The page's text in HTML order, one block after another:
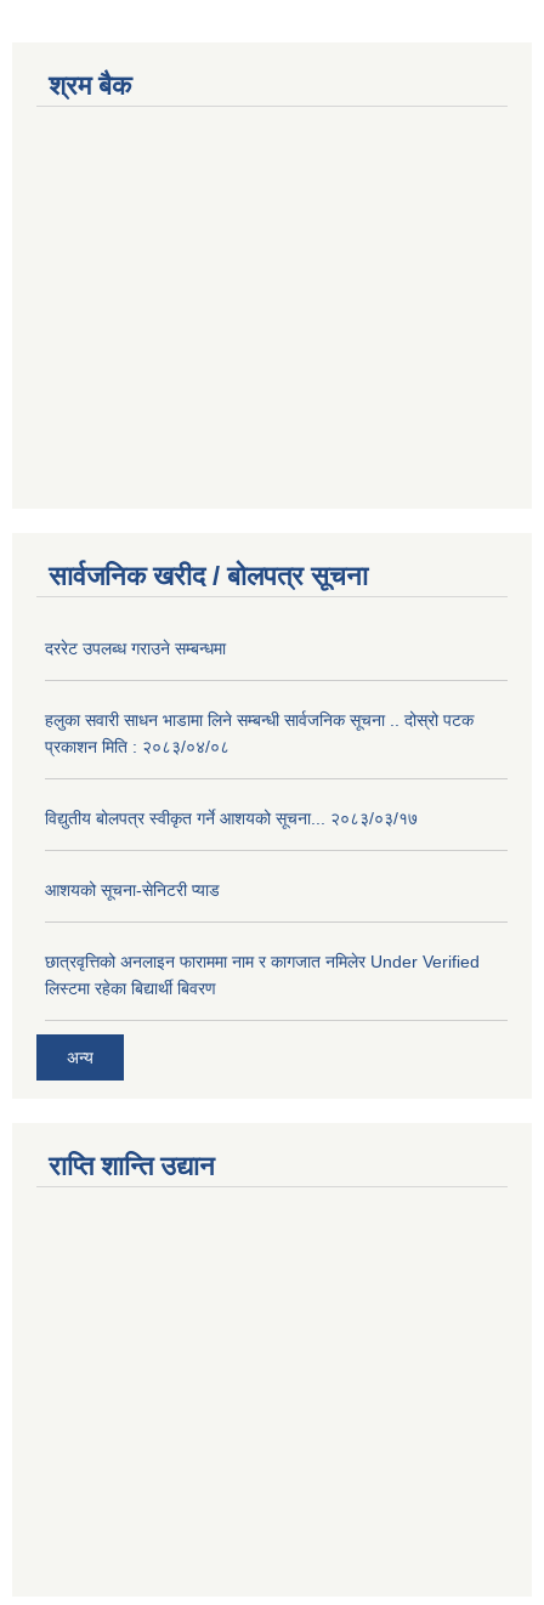
श्रम बैक
सार्वजनिक खरीद / बोलपत्र सूचना
दररेट उपलब्ध गराउने सम्बन्धमा
हलुका सवारी साधन भाडामा लिने सम्बन्धी सार्वजनिक सूचना .. दोस्रो पटक
प्रकाशन मिति : २०८३/०४/०८
विद्युतीय बोलपत्र स्वीकृत गर्ने आशयको सूचना... २०८३/०३/१७
आशयको सूचना-सेनिटरी प्याड
छात्रवृत्तिको अनलाइन फाराममा नाम र कागजात नमिलेर Under Verified
लिस्टमा रहेका बिद्यार्थी बिवरण
अन्य
राप्ति शान्ति उद्यान